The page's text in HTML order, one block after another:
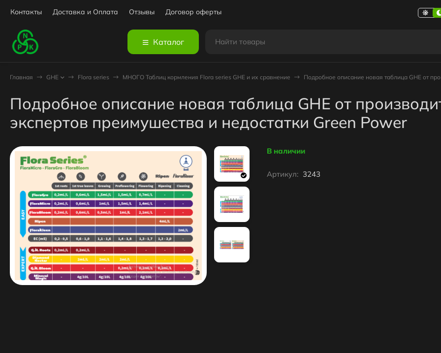
Контакты Доставка и Оплата Отзывы Договор оферты
Каталог
Главная GHE Flora series МНОГО Таблиц кормления Flora series GHE и их сравнение Подробное описание новая таблица GHE от
Подробное описание новая таблица GHE от
экспертов преимушества и недостатки Green Power
В наличии
Артикул: 3243